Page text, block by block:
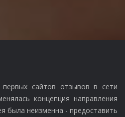
сайтов отзывов в сети
концепция направления
была неизменна - предоставить